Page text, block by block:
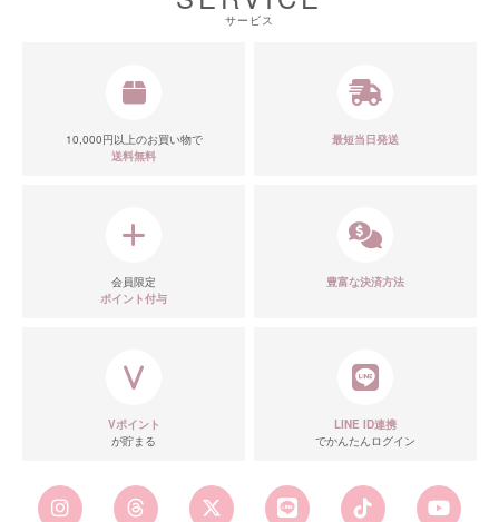
サービス
10,000円以上のお買い物で
送料無料
最短当日発送
会員限定
ポイント付与
豊富な決済方法
Vポイント
が貯まる
LINE ID連携
でかんたんログイン